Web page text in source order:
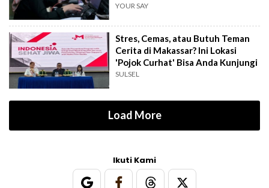
YOUR SAY
Stres, Cemas, atau Butuh Teman
Cerita di Makassar? Ini Lokasi
'Pojok Curhat' Bisa Anda Kunjungi
SULSEL
Load More
Ikuti Kami